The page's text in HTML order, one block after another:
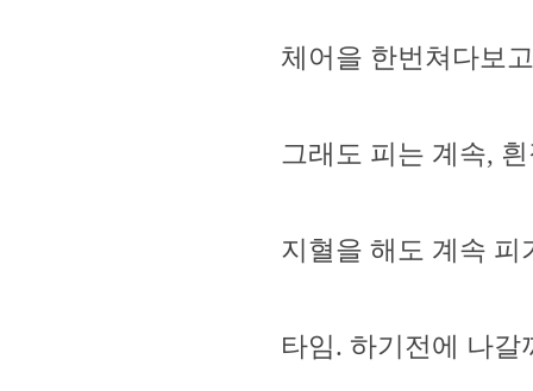
체어을 한번쳐다보
그래도 피는 계속,
지혈을 해도 계속
타임. 하기전에 나갈